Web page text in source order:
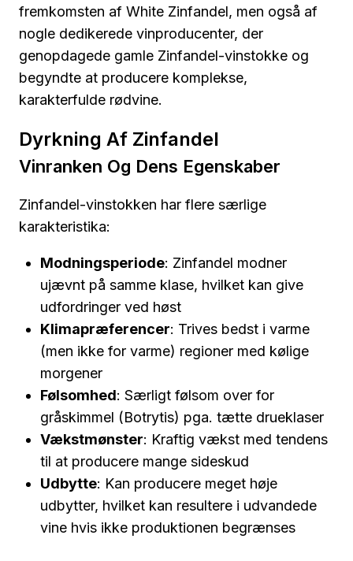
fremkomsten af White Zinfandel, men også af
nogle dedikerede vinproducenter, der
genopdagede gamle Zinfandel-vinstokke og
begyndte at producere komplekse,
karakterfulde rødvine.
Dyrkning Af Zinfandel
Vinranken Og Dens Egenskaber
Zinfandel-vinstokken har flere særlige
karakteristika:
Modningsperiode: Zinfandel modner
ujævnt på samme klase, hvilket kan give
udfordringer ved høst
Klimapræferencer: Trives bedst i varme
(men ikke for varme) regioner med kølige
morgener
Følsomhed: Særligt følsom over for
gråskimmel (Botrytis) pga. tætte drueklaser
Vækstmønster: Kraftig vækst med tendens
til at producere mange sideskud
Udbytte: Kan producere meget høje
udbytter, hvilket kan resultere i udvandede
vine hvis ikke produktionen begrænses